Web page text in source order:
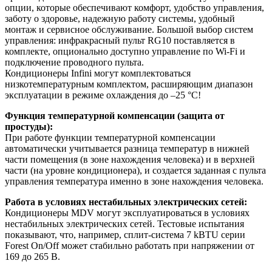
опции, которые обеспечивают комфорт, удобство управления,
заботу о здоровье, надежную работу системы, удобный
монтаж и сервисное обслуживание. Большой выбор систем
управления: инфракрасный пульт RG10 поставляется в
комплекте, опционально доступно управление по Wi-Fi и
подключение проводного пульта.
Кондиционеры Infini могут комплектоваться
низкотемпературным комплектом, расширяющим диапазон
эксплуатации в режиме охлаждения до –25 °C!
Функция температурной компенсации (защита от
простуды):
При работе функции температурной компенсации
автоматически учитывается разница температур в нижней
части помещения (в зоне нахождения человека) и в верхней
части (на уровне кондиционера), и создается заданная с пульта
управления температура именно в зоне нахождения человека.
Работа в условиях нестабильных электрических сетей:
Кондиционеры MDV могут эксплуатироваться в условиях
нестабильных электрических сетей. Тестовые испытания
показывают, что, например, сплит-система 7 kBTU серии
Forest On/Off может стабильно работать при напряжении от
169 до 265 В.